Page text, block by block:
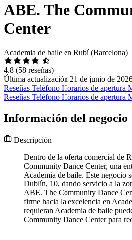
ABE. The
Center
Academia de baile en Rubí (Barcelona)
4.8 (58 reseñas)
Última actualización 21 de junio de 2026
Reseñas Teléfono Horarios de apertura
Reseñas Teléfono Horarios de apertura
Información del negocio
Descripción
Dentro de la oferta comercial de
Community Dance Center, una
Academia de baile. Este negocio
Dublín, 10, dando servicio a la
ABE. The Community Dance
firme hacia la excelencia en
requieran Academia de baile
Community Dance Center para